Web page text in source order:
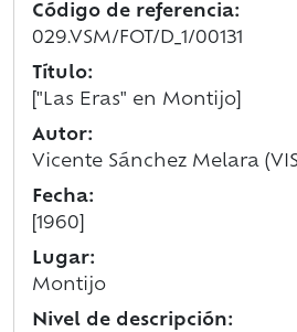
Código de referencia:
029.VSM/FOT/D_1/00131
Título:
["Las Eras" en Montijo]
Autor:
Vicente Sánchez Melara
Fecha:
[1960]
Lugar:
Montijo
Nivel de descripción: